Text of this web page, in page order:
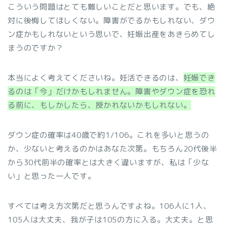
こういう問題はとても難しいことだと思います。でも、絶
対に後悔してほしくない。障害がでるかもしれない、ダウ
ン症かもしれないという思いで、妊娠出産をあきらめてし
まうのですか？
本当によく考えてくださいね。妊活できるのは、 妊娠でき
るのは「今」だけかもしれません。障害やダウン症を恐れ
る前に、もしかしたら、授かれないかもしれない。
ダウン症の確率は40歳で約1/106。これを多いと思うの
か、少ないと考えるのかはあなた次第。もちろん20代後半
から30代前半の確率とは大きく違いますが、私は「少な
い」と思った一人です。
すべては考え方次第だと思うんですよね。106人に1人、
105人は大丈夫、我が子は105の方に入る。大丈夫。と思